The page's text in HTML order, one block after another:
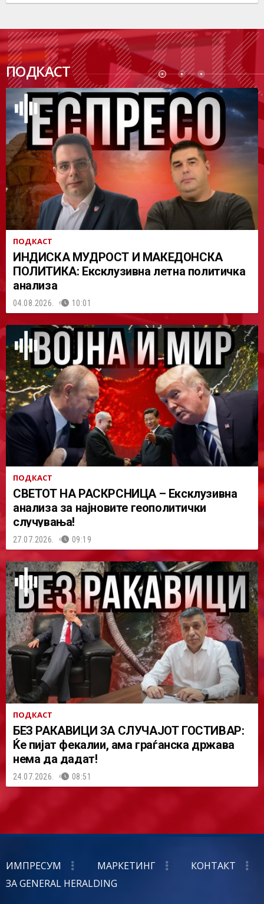
ПОДКАСТ
ПОДК
АСТ
ПОДКАСТ
ИНДИСКА МУДРОСТ И МАКЕДОНСКА
ПОЛИТИКА: Ексклузивна летна политичка
анализа
04.08.2026. 10:01
ПОДКАСТ
СВЕТОТ НА РАСКРСНИЦА – Ексклузивна
анализа за најновите геополитички
случувања!
27.07.2026. 09:19
ПОДКАСТ
БЕЗ РАКАВИЦИ ЗА СЛУЧАЈОТ ГОСТИВАР:
Ќе пијат фекалии, ама граѓанска држава
нема да дадат!
24.07.2026. 08:51
ИМПРЕСУМ МАРКЕТИНГ
КОНТАКТ
ЗА GENERAL HERALDING